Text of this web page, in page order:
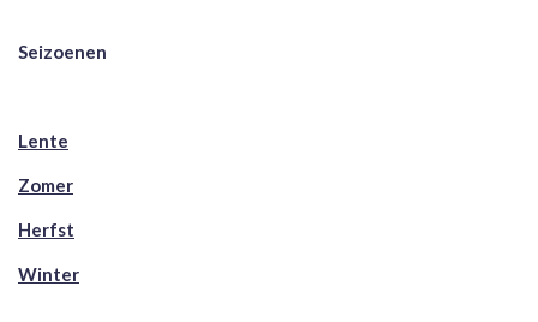
Seizoenen
Lente
Zomer
Herfst
Winter